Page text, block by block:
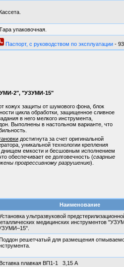
упаковочная.
Паспорт, с руководством по эксплуатации-
2", "УЗУМИ-15"
кожух защиты от шумового фона, блок
цикла обработки, защищенное сливное
в него мелкого инструмента,
Выполнены в настольном варианте, что
достигнута за счет оригинальной
уникальной технологии крепления
днищем емкости и бесшовным исполнением
обеспечивает ее долговечность (сварные
прогрессивному разрушению).
Наименование
ультразвуковой
медицинских инструментов
решетчатый для размещения
плавкая ВП1-1 3,15 А